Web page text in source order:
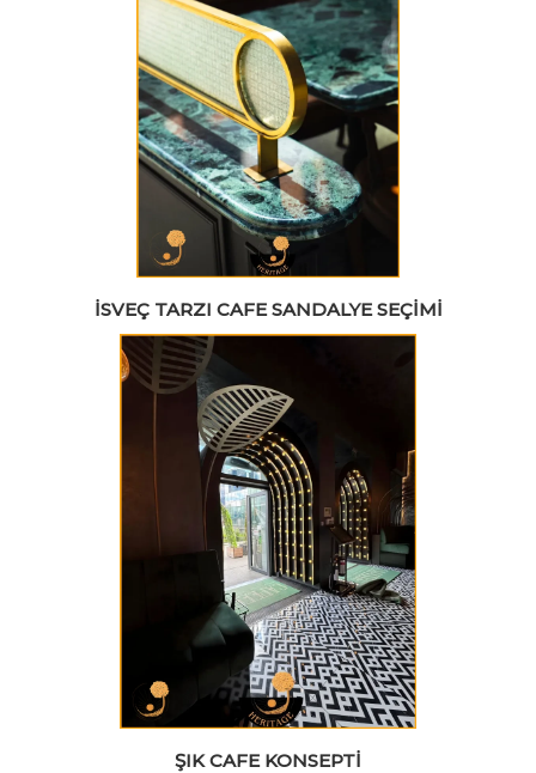
İSVEÇ TARZI CAFE SANDALYE SEÇIMI
ŞIK CAFE KONSEPTI